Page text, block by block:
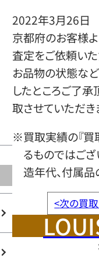
2022年3月26日
京都府のお客様よ
査定をご依頼いた
お品物の状態など
したところご了
取させていただき
※買取実績の『買
るものではござ
造年代、付属品
<次の買